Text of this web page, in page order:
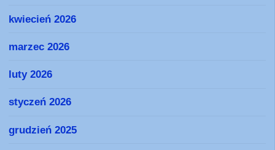
kwiecień 2026
marzec 2026
luty 2026
styczeń 2026
grudzień 2025